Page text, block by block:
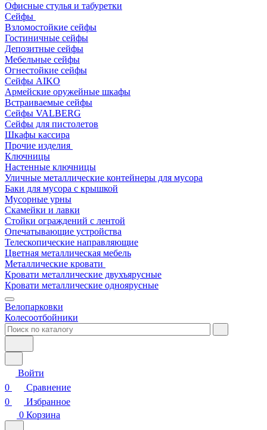
Офисные стулья и табуретки
Сейфы
Взломостойкие сейфы
Гостиничные сейфы
Депозитные сейфы
Мебельные сейфы
Огнестойкие сейфы
Сейфы AIKO
Армейские оружейные шкафы
Встраиваемые сейфы
Сейфы VALBERG
Сейфы для пистолетов
Шкафы кассира
Прочие изделия
Ключницы
Настенные ключницы
Уличные металлические контейнеры для мусора
Баки для мусора с крышкой
Мусорные урны
Скамейки и лавки
Стойки ограждений с лентой
Опечатывающие устройства
Телескопические направляющие
Цветная металлическая мебель
Металлические кровати
Кровати металлические двухъярусные
Кровати металлические одноярусные
Велопарковки
Колесоотбойники
Войти
0
Сравнение
0
Избранное
0 Корзина